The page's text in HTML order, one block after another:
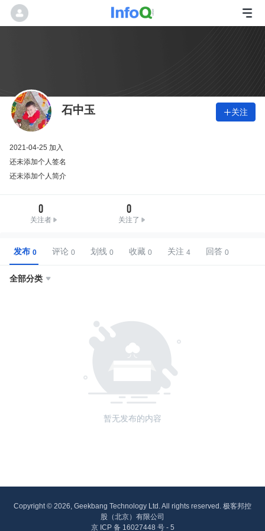
石中玉 关注
2021-04-25 加入
还未添加个人签名
还未添加个人简介
0
关注者
0
关注了
发布 评论 划线 收藏 关注 回答
全部分类 
暂无发布的内容
Copyright © 2026, Geekbang Technology Ltd. All rights reserved. 极客邦控
股（北京）有限公司
京 ICP 备 16027448 号 - 5